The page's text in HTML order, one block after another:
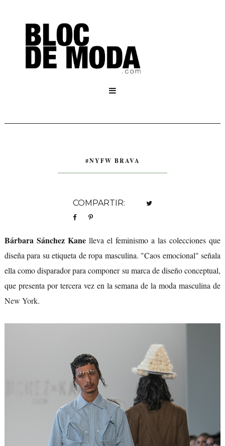

#NYFW BRAVA
COMPARTIR:
Bárbara Sánchez Kanelleva el feminismo a las colecciones que
diseña para su etiqueta de ropa masculina. "Caos emocional" señala
ella como disparador para componer su marca de diseño conceptual,
que presenta por tercera vez en la semana de la moda masculina de
New York.